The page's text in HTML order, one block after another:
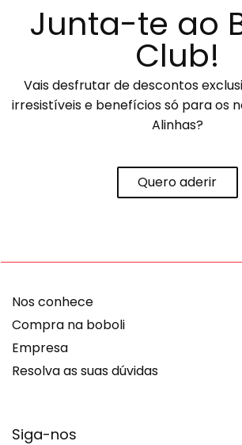
Junta-te ao
Club!
Vais desfrutar de descontos
irresistíveis e benefícios só para os
Alinhas?
Quero aderir
Siga-nos
Nos conhece
Compra na boboli
Empresa
Resolva as suas dúvidas